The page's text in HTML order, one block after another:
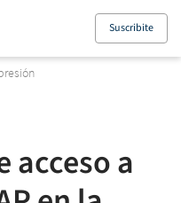
Suscribite
acceso a